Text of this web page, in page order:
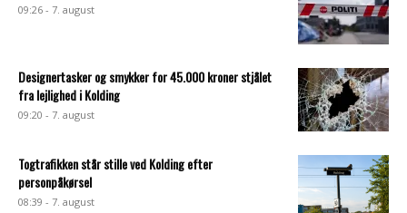
09:26 - 7. august
Designertasker og smykker for 45.000 kroner stjålet
fra lejlighed i Kolding
09:20 - 7. august
Togtrafikken står stille ved Kolding efter
personpåkørsel
08:39 - 7. august